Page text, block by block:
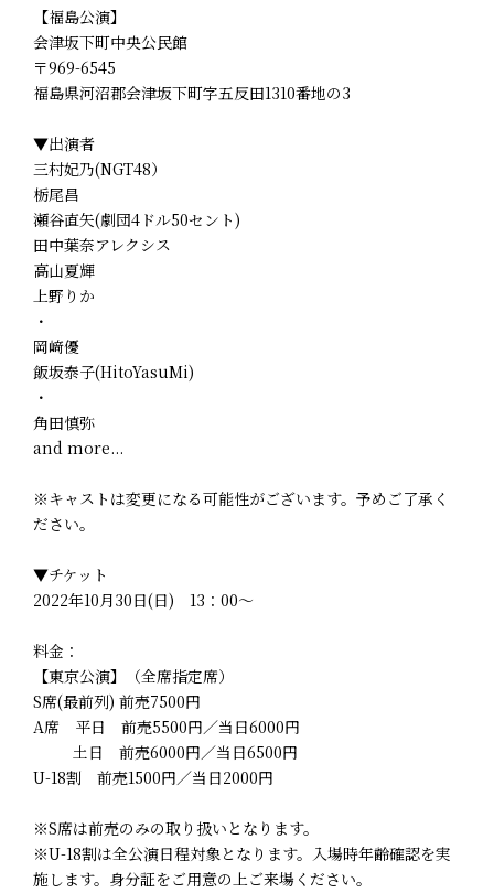
【福島公演】
会津坂下町中央公民館
〒969-6545
福島県河沼郡会津坂下町字五反田1310番地の3
▼出演者
三村妃乃(NGT48）
栃尾昌
瀬谷直矢(劇団4ドル50セント)
田中葉奈アレクシス
高山夏輝
上野りか
・
岡﨑優
飯坂泰子(HitoYasuMi)
・
角田慎弥
and more...
※キャストは変更になる可能性がございます。予めご了承く
ださい。
▼チケット
2022年10月30日(日) 13：00～
料金：
【東京公演】（全席指定席）
S席(最前列) 前売7500円
A席 平日 前売5500円／当日6000円
土日 前売6000円／当日6500円
U-18割 前売1500円／当日2000円
※S席は前売のみの取り扱いとなります。
※U-18割は全公演日程対象となります。入場時年齢確認を実
施します。身分証をご用意の上ご来場ください。